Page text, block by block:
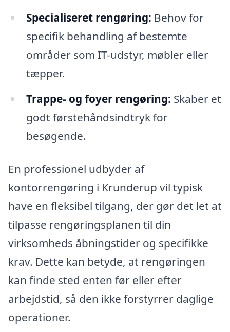
Specialiseret rengøring: Behov for
specifik behandling af bestemte
områder som IT-udstyr, møbler eller
tæpper.
Trappe- og foyer rengøring: Skaber et
godt førstehåndsindtryk for
besøgende.
En professionel udbyder af
kontorrengøring i Krunderup vil typisk
have en fleksibel tilgang, der gør det let at
tilpasse rengøringsplanen til din
virksomheds åbningstider og specifikke
krav. Dette kan betyde, at rengøringen
kan finde sted enten før eller efter
arbejdstid, så den ikke forstyrrer daglige
operationer.